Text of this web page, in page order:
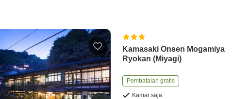
Kamasaki Onsen Mogamiya
Ryokan (Miyagi)
Pembatalan gratis
Kamar saja